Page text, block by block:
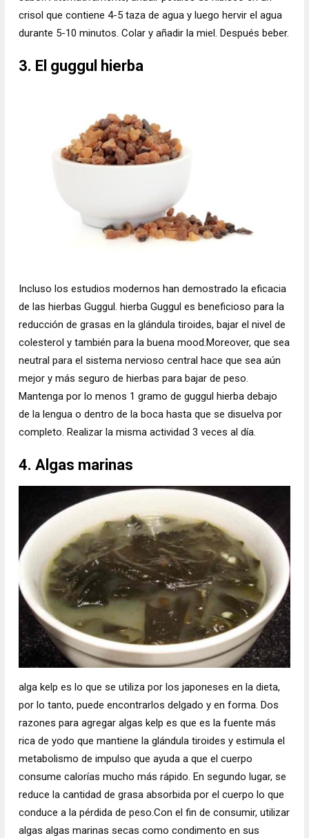
crisol que contiene 4-5 taza de agua y luego hervir el agua
durante 5-10 minutos. Colar y añadir la miel. Después beber.
3. El guggul hierba
Incluso los estudios modernos han demostrado la eficacia
de las hierbas Guggul. hierba Guggul es beneficioso para la
reducción de grasas en la glándula tiroides, bajar el nivel de
colesterol y también para la buena mood.Moreover, que sea
neutral para el sistema nervioso central hace que sea aún
mejor y más seguro de hierbas para bajar de peso.
Mantenga por lo menos 1 gramo de guggul hierba debajo
de la lengua o dentro de la boca hasta que se disuelva por
completo. Realizar la misma actividad 3 veces al día.
4. Algas marinas
alga kelp es lo que se utiliza por los japoneses en la dieta,
por lo tanto, puede encontrarlos delgado y en forma. Dos
razones para agregar algas kelp es que es la fuente más
rica de yodo que mantiene la glándula tiroides y estimula el
metabolismo de impulso que ayuda a que el cuerpo
consume calorías mucho más rápido. En segundo lugar, se
reduce la cantidad de grasa absorbida por el cuerpo lo que
conduce a la pérdida de peso.Con el fin de consumir, utilizar
algas algas marinas secas como condimento en sus